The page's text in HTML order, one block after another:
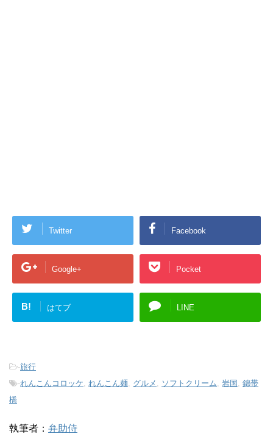
Twitter Facebook
Google+ Pocket
B! はてブ LINE
-旅行
-れんこんコロッケ, れんこん麺, グルメ , ソフトクリーム, 岩国 , 錦帯
橋
執筆者： 弁助侍